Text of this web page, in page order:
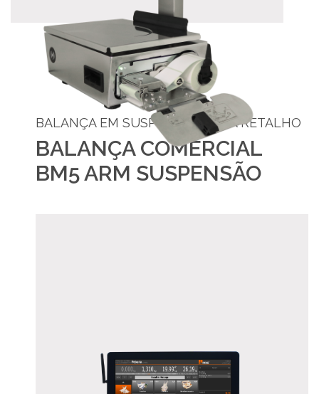
BALANÇA EM SUSPENSÃO PARA RETALHO
BALANÇA COMERCIAL
BM5 ARM SUSPENSÃO